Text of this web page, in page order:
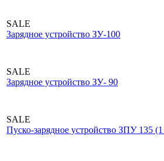
SALE
Зарядное устройство ЗУ-100
SALE
Зарядное устройство ЗУ- 90
SALE
Пуско-зарядное устройство ЗПУ 135